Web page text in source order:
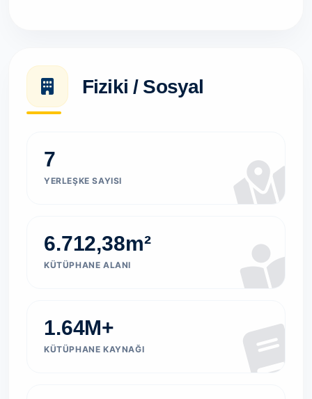
Fiziki / Sosyal
7
YERLEŞKE SAYISI
6.712,38m²
KÜTÜPHANE ALANI
1.64M+
KÜTÜPHANE KAYNAĞI